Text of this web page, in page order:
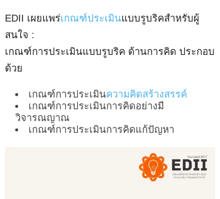
EDII เผยแพร่เกณฑ์ประเมินแบบรูบริคสำหรับผู้
สนใจ :
เกณฑ์การประเมินแบบรูบริค ด้านการคิด ประกอบ
ด้วย
เกณฑ์การประเมินความคิดสร้างสรรค์
เกณฑ์การประเมินการคิดอย่างมี
วิจารณญาณ
เกณฑ์การประเมินการคิดแก้ปัญหา